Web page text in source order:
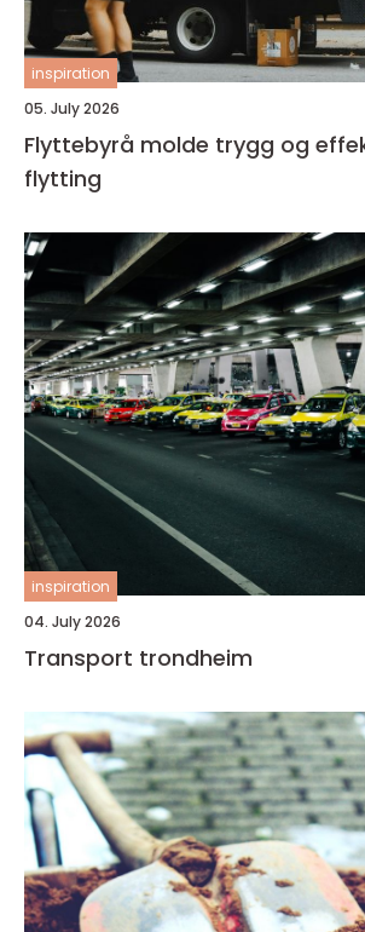
inspiration
05. July 2026
Flyttebyrå molde trygg og effektiv hjelp til
flytting
inspiration
04. July 2026
Transport trondheim